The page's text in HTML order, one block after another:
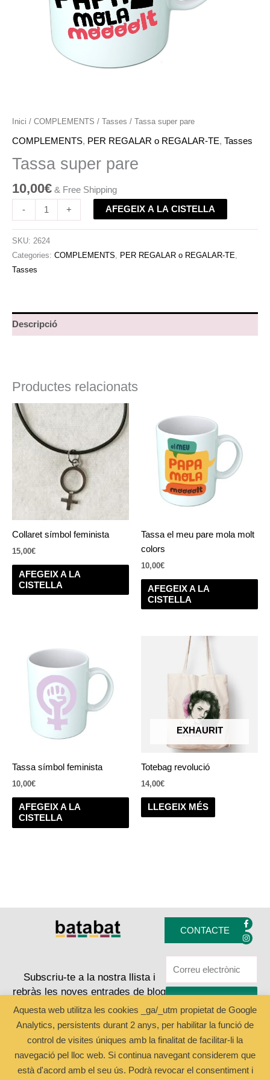
Inici / COMPLEMENTS / Tasses / Tassa super pare
COMPLEMENTS, PER REGALAR o REGALAR-TE, Tasses
Tassa super pare
10,00€ & Free Shipping
- + AFEGEIX A LA CISTELLA
SKU: 2624
Categories: COMPLEMENTS PER REGALAR o REGALAR-TE
Tasses
Descripció
Productes relacionats
Collaret símbol feminista
15,00€
AFEGEIX A LA
CISTELLA
Tassa el meu pare mola molt
colors
10,00€
AFEGEIX A LA
CISTELLA
Tassa símbol feminista
10,00€
AFEGEIX A LA
CISTELLA
EXHAURIT
Totebag revolució
14,00€
LLEGEIX MÉS
CONTACTE
F
a
c
e
-
I
n
s
t
m
Subscriu-te a la nostra llista i
rebràs les noves entrades de blog
Aquesta web utilitza les cookies _ga/_utm propietat de Google
Analytics, persistents durant 2 anys, per habilitar la funció de
control de visites úniques amb la finalitat de facilitar-li la
navegació pel lloc web. Si continua navegant considerem que
està d'acord amb el seu ús. Podrà revocar el consentiment i